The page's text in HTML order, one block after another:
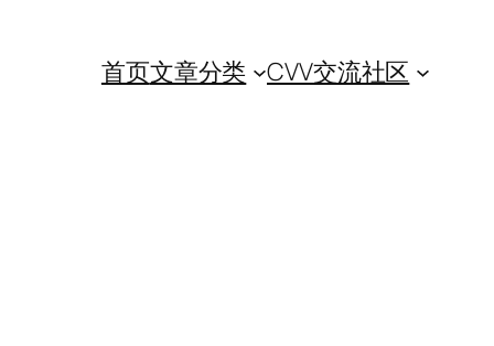
首页文章分类 CVV交流社区